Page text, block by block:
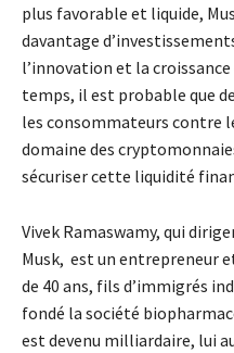
plus favorable et liquide,
davantage
l’innovation et la
temps, il est probable que
les consommateurs contre
domaine des
sécuriser cette liquidité
Vivek Ramaswamy, qui
Musk, est un entrepreneur
de 40 ans, fils d’immigrés
fondé la société
est devenu milliardaire, lui